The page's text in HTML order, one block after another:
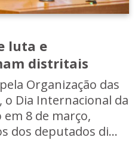
luta e
distritais
Organização das
o Dia Internacional da
8 de março,
dos deputados di...